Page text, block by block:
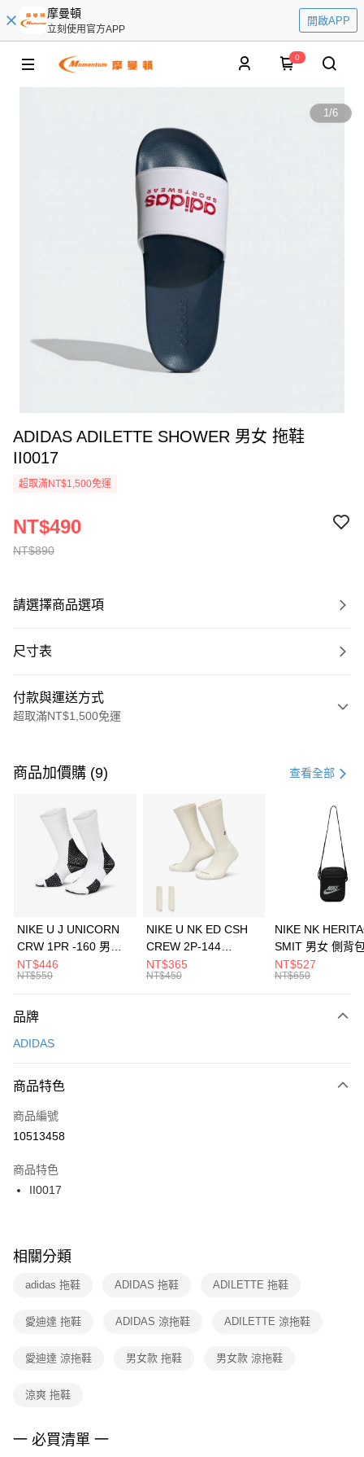
摩曼頓
立刻使用官方APP
開啟APP
0
1/6
ADIDAS ADILETTE SHOWER 男女 拖鞋
II0017
超取滿NT$1,500免運
NT$890
NT$490
請選擇商品選項
尺寸表
付款與運送方式
超取滿NT$1,500免運
信用卡一次付款
3 期 0 利率 每期 21家銀行
合作金庫商業銀行
第一商業銀行
華南商業銀行
彰化商業銀行
上海商業儲蓄銀行
元大商業銀行
台灣樂天信用卡公司
Apple Pay
全盈+PAY
AFTEE先享後付
【關於「AFTEE先享後付」】
便利好安心！
３．安心：先確認商品／服務後，再付款。
【「AFTEE先享後付」結帳流程】
１．於結帳方式選擇「AFTEE先享後付」後，將跳轉至「AFTEE先享後付」
２．訂單成立數日內，您將收到繳費通知簡訊。
３．收到繳費通知簡訊後14天內，點擊此簡訊中的連結，可透過四大超商／
ATM／網路銀行／等多元方式進行付款，方視為交易完成。
※ 交易是否成功請以「AFTEE先享後付 」之結帳頁面顯示為準，若有關於
是否繳費成功／繳費後需取消欲退款等相關疑問，請聯繫「AFTEE先享後付
客戶支援中心」
https://netprotections.freshdesk.com/support/home
１．透過由恩沛科技股份有限公司提供之「AFTEE先享後付」服務完成之交
權轉讓予恩沛科技股份有限公司。
３．未成年的使用者請事先徵得法定代理人或監護人之同意方可使用
４．使用「AFTEE先享後付」時，將依據個別帳號之用戶狀況，依本公司即
運送方式
每筆NT$100，滿NT$1,500(含以上)免運費
宅配
每筆NT$100，滿NT$1,500(含以上)免運費
付款後門市自取
每筆NT$100，滿NT$1,500(含以上)免運費
商品加價購 (9) 查看全部
NIKE U J UNICORN
CRW 1PR -160 男女
中統襪 FZ3393100
NT$446
NT$550
NIKE U NK ED CSH
CREW 2P-144
EMBRDY 男女 短統襪
FZ3073133
NT$365
NT$450
NIKE NK
SMIT 男女 側背
BA5871010
NT$527
NT$650
品牌
ADIDAS
商品特色
商品編號
10513458
商品特色
II0017
相關分類
adidas 拖鞋 ADIDAS 拖鞋 ADILETTE 拖鞋
愛迪達 拖鞋 ADIDAS 涼拖鞋 ADILETTE 涼拖鞋
愛迪達 涼拖鞋 男女款 拖鞋 男女款 涼拖鞋
涼爽 拖鞋
一 必買清單 一